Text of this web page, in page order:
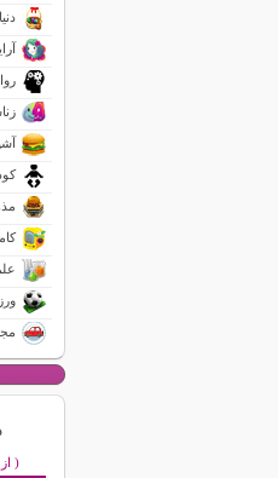
(